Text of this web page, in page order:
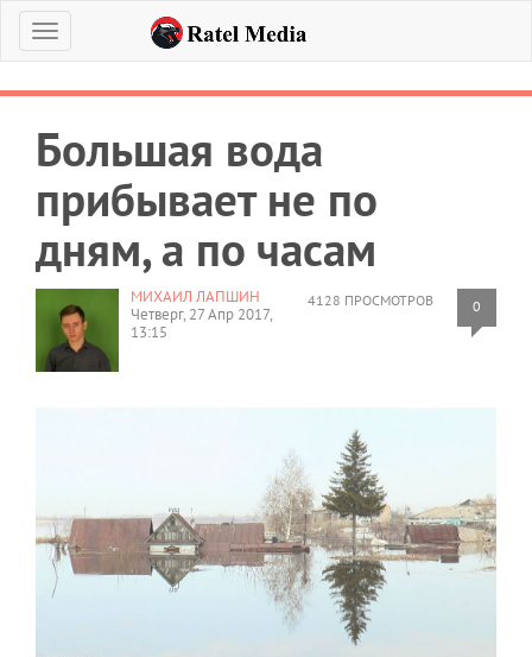
Меню
Большая вода
прибывает не по
дням, а по часам
4128 ПРОСМОТРОВ 0
МИХАИЛ ЛАПШИН
Четверг, 27 Апр 2017,
13:15